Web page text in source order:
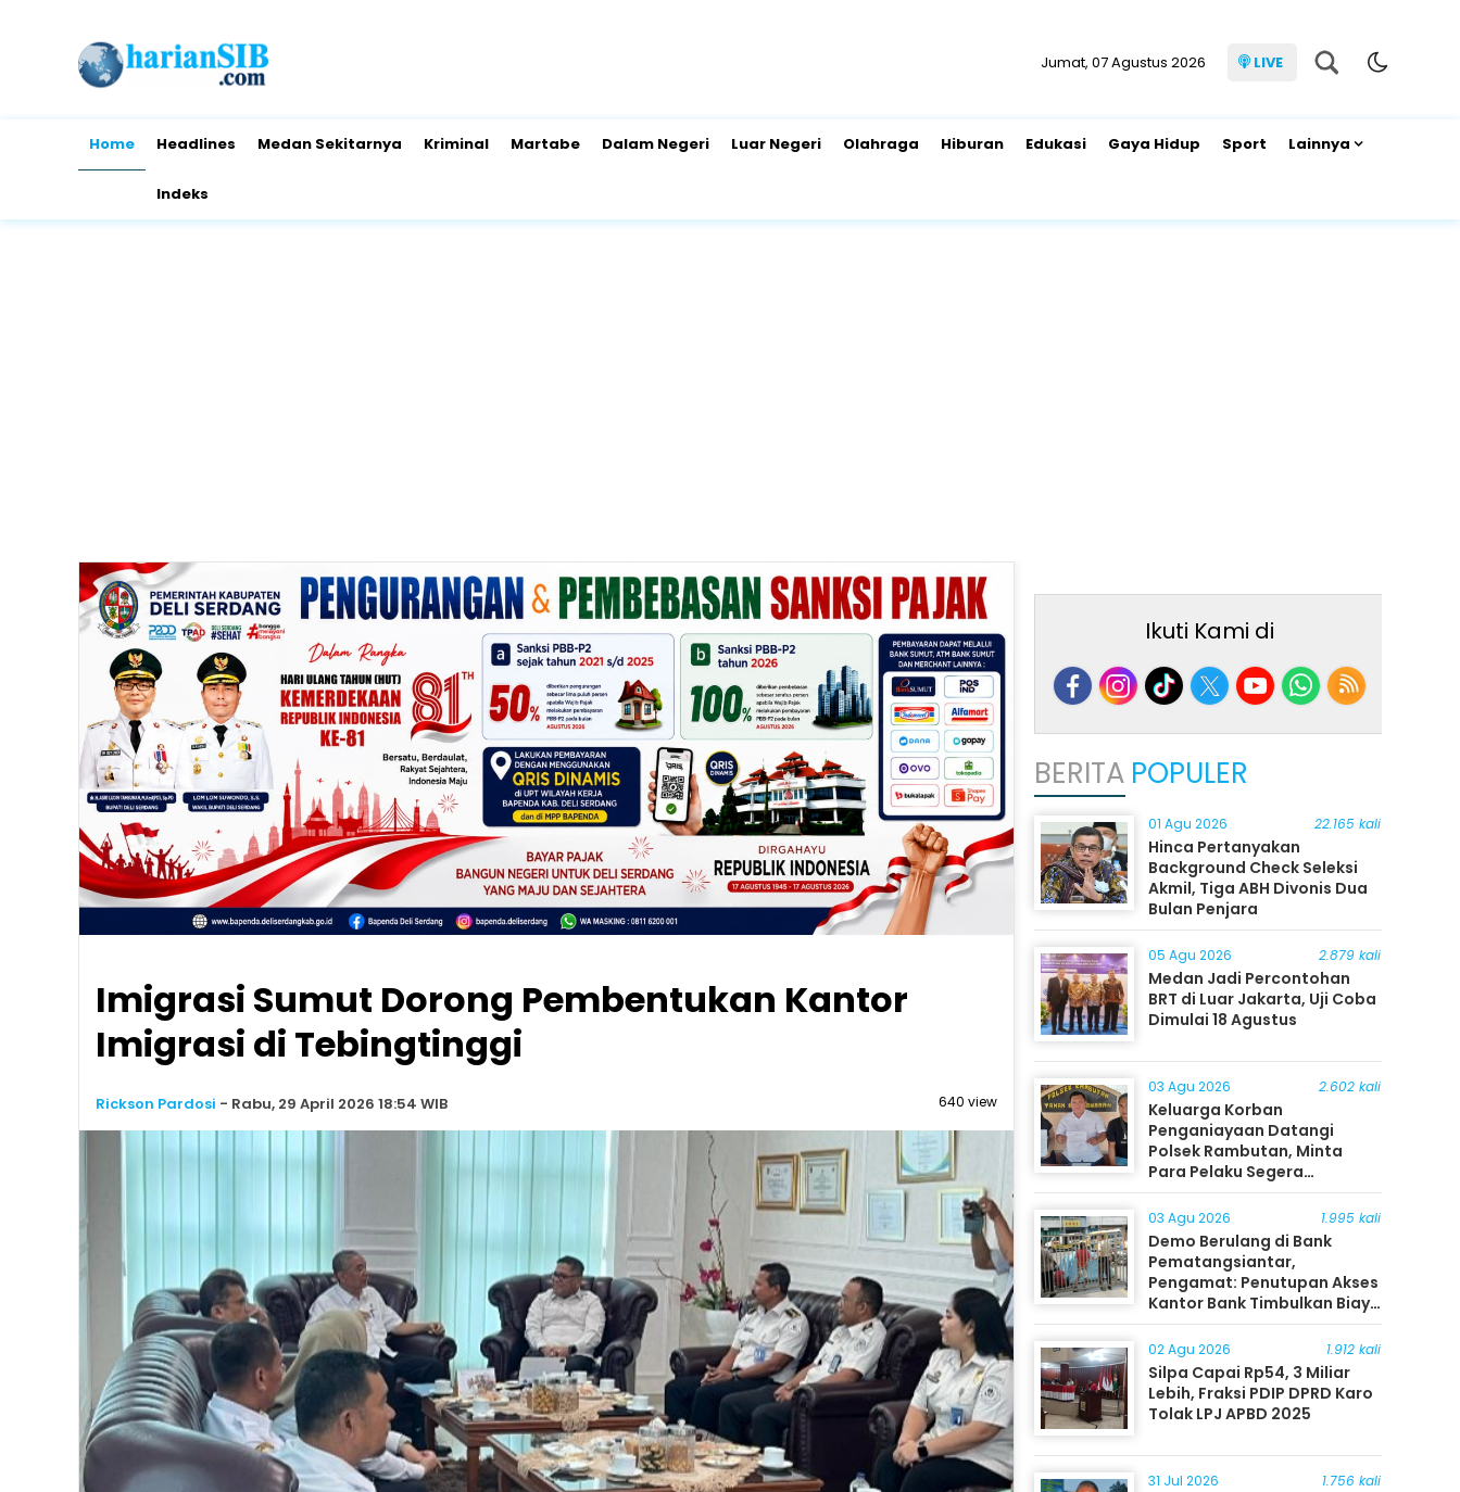
Jumat, 07 Agustus 2026 LIVE
Home Headlines Medan Sekitarnya Kriminal Martabe Dalam Negeri Luar Negeri Olahraga Hiburan Edukasi Gaya Hidup Sport Lainnya
Indeks
Imigrasi Sumut Dorong Pembentukan Kantor
Imigrasi di Tebingtinggi
Rickson Pardosi - Rabu, 29 April 2026 18:54 WIB 640 view
Ikuti Kami di
BERITA POPULER
01 Agu 2026 22.165 kali
Hinca Pertanyakan
Background Check Seleksi
Akmil, Tiga ABH Divonis Dua
Bulan Penjara
05 Agu 2026 2.879 kali
Medan Jadi Percontohan
BRT di Luar Jakarta, Uji Coba
Dimulai 18 Agustus
03 Agu 2026 2.602 kali
Keluarga Korban
Penganiayaan Datangi
Polsek Rambutan, Minta
Para Pelaku Segera
Ditangkap
03 Agu 2026 1.995 kali
Demo Berulang di Bank
Pematangsiantar,
Pengamat: Penutupan Akses
Kantor Bank Timbulkan Biaya
Ekonomi bagi Masyarakat
02 Agu 2026 1.912 kali
Silpa Capai Rp54, 3 Miliar
Lebih, Fraksi PDIP DPRD Karo
Tolak LPJ APBD 2025
31 Jul 2026 1.756 kali